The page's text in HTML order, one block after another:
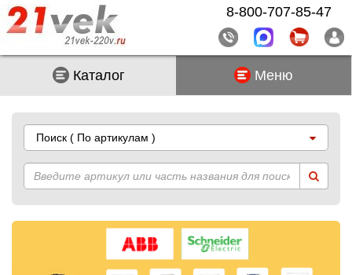
Каталог Меню
Поиск ( По артикулам )
8-800-707-85-47